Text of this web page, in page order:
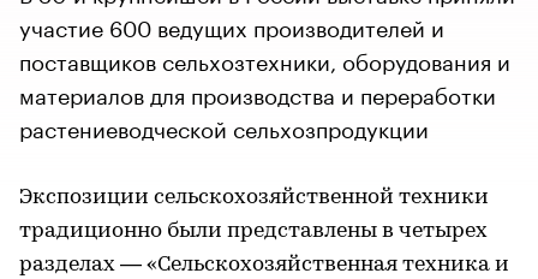
участие 600 ведущих производителей и
поставщиков сельхозтехники, оборудования и
материалов для производства и переработки
растениеводческой сельхозпродукции
Экспозиции сельскохозяйственной техники
традиционно были представлены в четырех
разделах — «Сельскохозяйственная техника и